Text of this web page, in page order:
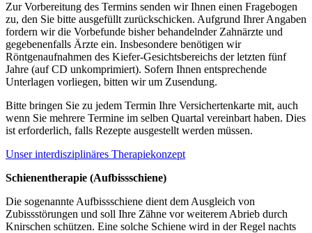
Zur Vorbereitung des Termins senden wir Ihnen einen Fragebogen
zu, den Sie bitte ausgefüllt zurückschicken. Aufgrund Ihrer Angaben
fordern wir die Vorbefunde bisher behandelnder Zahnärzte und
gegebenenfalls Ärzte ein. Insbesondere benötigen wir
Röntgenaufnahmen des Kiefer-Gesichtsbereichs der letzten fünf
Jahre (auf CD unkomprimiert). Sofern Ihnen entsprechende
Unterlagen vorliegen, bitten wir um Zusendung.
Bitte bringen Sie zu jedem Termin Ihre Versichertenkarte mit, auch
wenn Sie mehrere Termine im selben Quartal vereinbart haben. Dies
ist erforderlich, falls Rezepte ausgestellt werden müssen.
Unser interdisziplinäres Therapiekonzept
Schienentherapie (Aufbissschiene)
Die sogenannte Aufbissschiene dient dem Ausgleich von
Zubissstörungen und soll Ihre Zähne vor weiterem Abrieb durch
Knirschen schützen. Eine solche Schiene wird in der Regel nachts